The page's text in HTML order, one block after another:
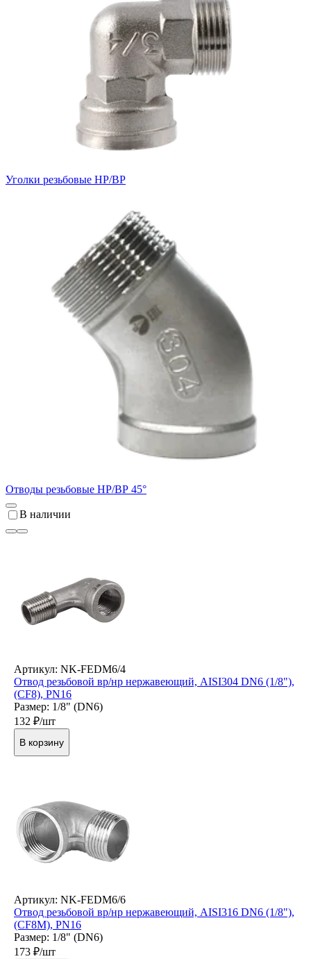
Уголки резьбовые НР/ВР
Отводы резьбовые НР/ВР 45°
В наличии
Артикул: NK-FEDM6/4
Отвод резьбовой вр/нр нержавеющий, AISI304 DN6 (1/8"),
(CF8), PN16
Размер: 1/8" (DN6)
132 ₽/шт
В корзину
Артикул: NK-FEDM6/6
Отвод резьбовой вр/нр нержавеющий, AISI316 DN6 (1/8"),
(CF8M), PN16
Размер: 1/8" (DN6)
173 ₽/шт